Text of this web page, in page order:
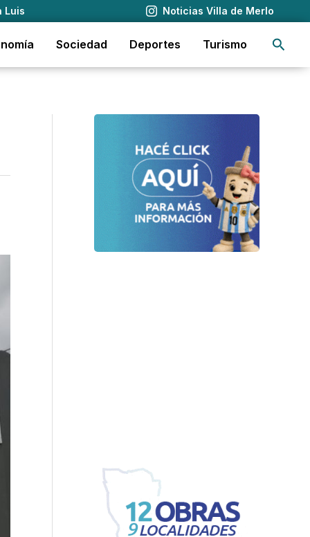
Luis Noticias Villa de Merlo
Sociedad Deportes Turismo